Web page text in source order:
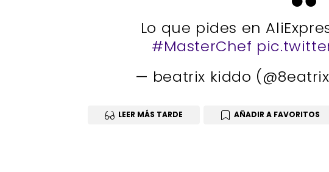
Lo que pides en
#MasterChef
— beatrix kiddo
LEER MÁS TARDE AÑADIR A FAVORITOS